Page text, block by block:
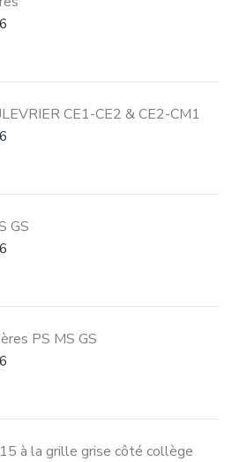
CE1-CE2 & CE2-CM1
GS
PS MS GS
à la grille grise côté collège